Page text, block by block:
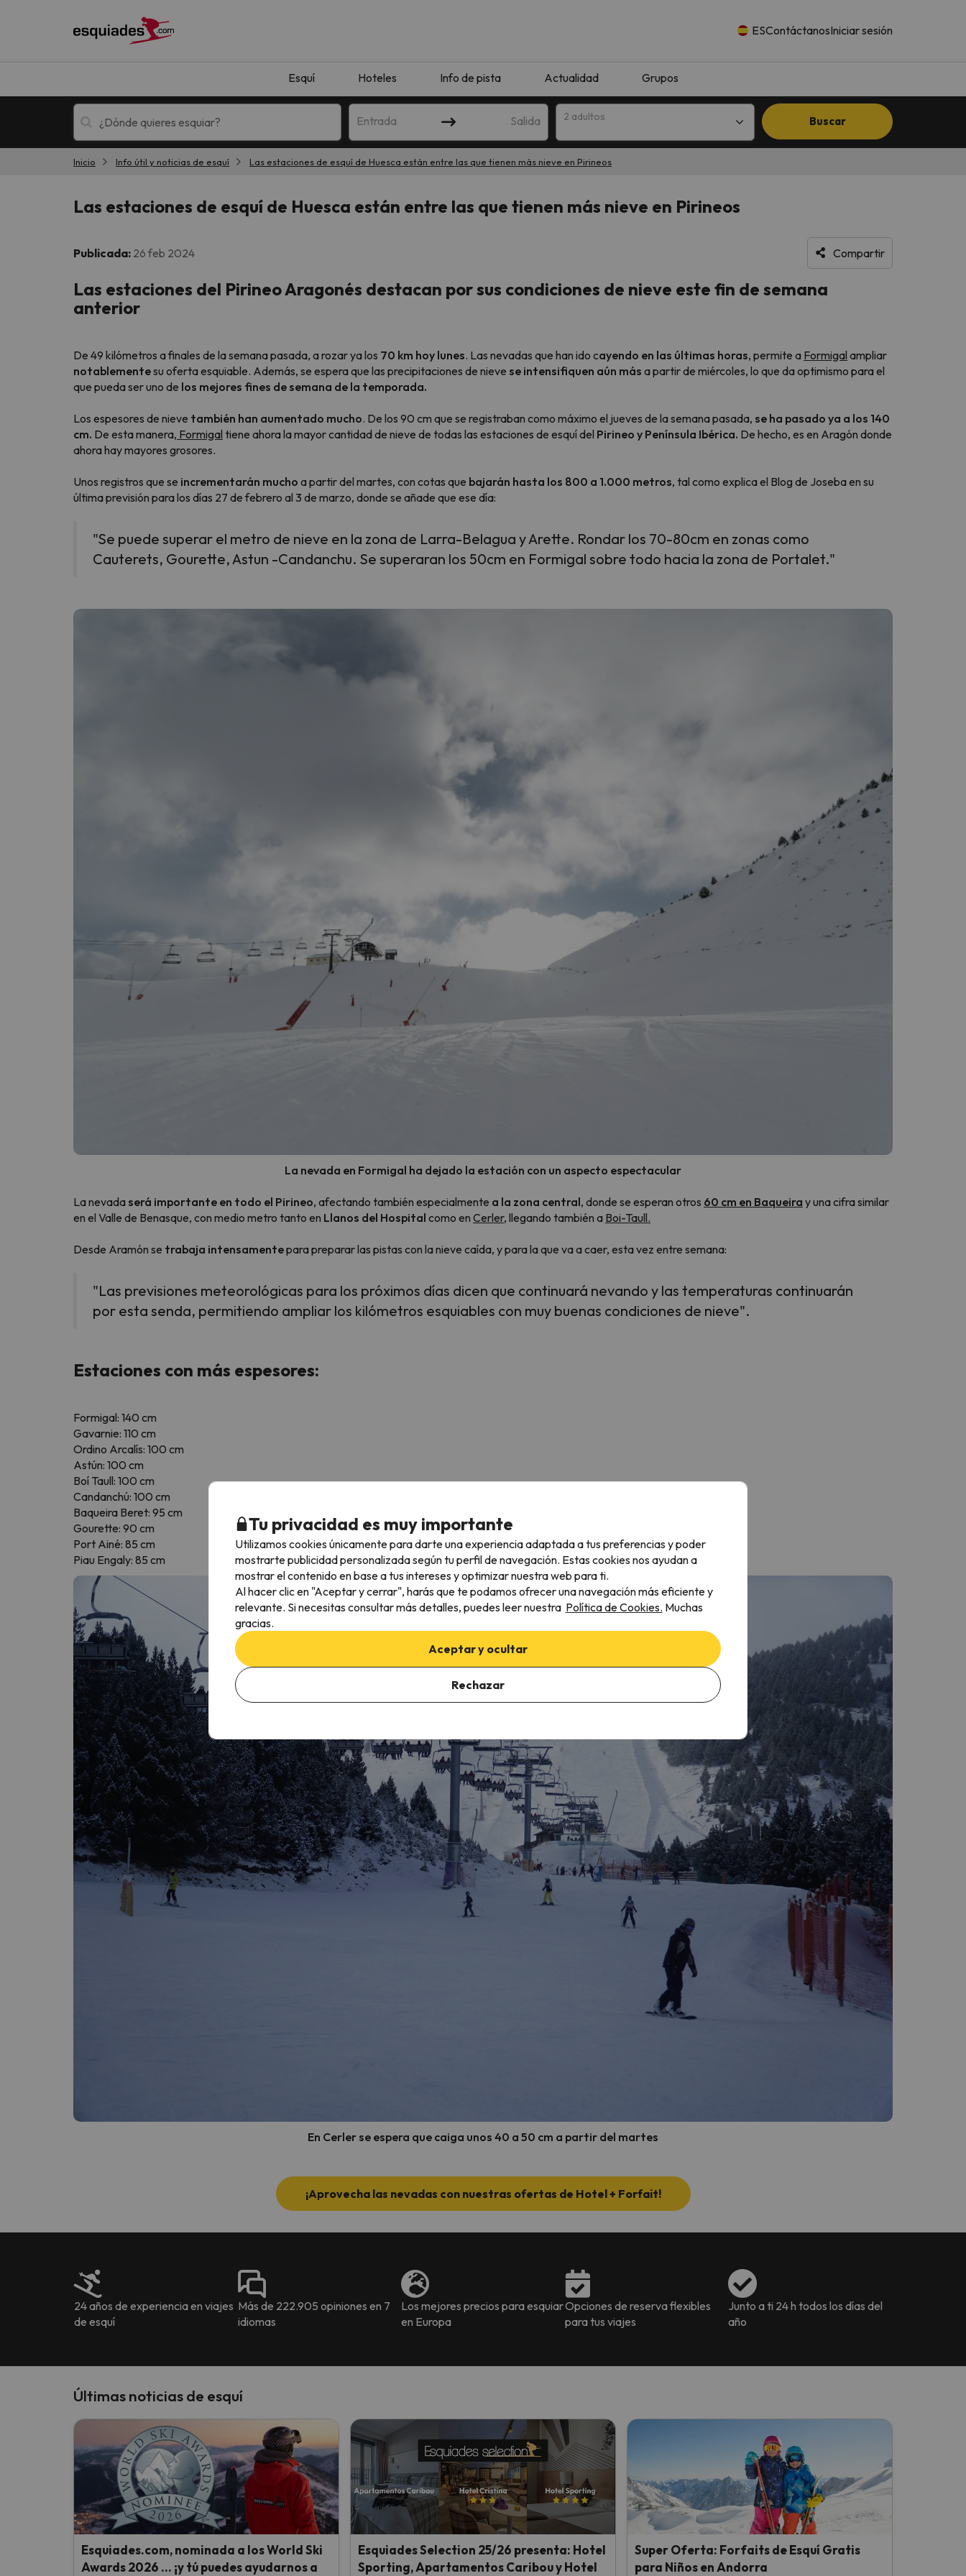
ESContáctanosIniciar sesión
Esquí Hoteles Info de pista Actualidad Grupos
Entrada Salida 2 adultos Buscar
¡Vaya! No hemos encontrado ningún resultado que coincida con tu búsqueda. Prueba a modificar el destino.
¡Vaya! Parece que nuestro buscador ha perdido el norte. En cuanto encuentre su brújula vuelve.
Inicio Info útil y noticias de esquí Las estaciones de esquí de Huesca están entre las que tienen más nieve en Pirineos
Las estaciones de esquí de Huesca están entre las que tienen más nieve en Pirineos
Publicada: 26 feb 2024 Compartir
Las estaciones del Pirineo Aragonés destacan por sus condiciones de nieve este fin de semana
anterior
De 49 kilómetros a finales de la semana pasada, a rozar ya los 70 km hoy lunes. Las nevadas que han ido cayendo en las últimas horas, permite a Formigal ampliar
notablementesu oferta esquiable. Además, se espera que las precipitaciones de nieve se intensifiquen aún más a partir de miércoles, lo que da optimismo para el
que pueda ser uno de los mejores fines de semana de la temporada.
Los espesores de nieve también han aumentado mucho. De los 90 cm que se registraban como máximo el jueves de la semana pasada, se ha pasado ya a los 140
cm. De esta manera, Formigal tiene ahora la mayor cantidad de nieve de todas las estaciones de esquí del Pirineo y Península Ibérica. De hecho, es en Aragón donde
ahora hay mayores grosores.
Unos registros que se incrementarán mucho a partir del martes, con cotas que bajarán hasta los 800 a 1.000 metros, tal como explica el Blog de Joseba en su
última previsión para los días 27 de febrero al 3 de marzo, donde se añade que ese día:
"Se puede superar el metro de nieve en la zona de Larra-Belagua y Arette. Rondar los 70-80cm en zonas como
Cauterets, Gourette, Astun -Candanchu. Se superaran los 50cm en Formigal sobre todo hacia la zona de Portalet."
La nevada en Formigal ha dejado la estación con un aspecto espectacular
La nevada será importante en todo el Pirineo, afectando también especialmente a la zona central, donde se esperan otros 60 cm en Baqueira y una cifra similar
en el Valle de Benasque, con medio metro tanto en Llanos del Hospital como en Cerler, llegando también a Boi-Taull.
Desde Aramón se trabaja intensamentepara preparar las pistas con la nieve caída, y para la que va a caer, esta vez entre semana:
"Las previsiones meteorológicas para los próximos días dicen que continuará nevando y las temperaturas continuarán
por esta senda, permitiendo ampliar los kilómetros esquiables con muy buenas condiciones de nieve".
Estaciones con más espesores:
Formigal: 140 cm
Gavarnie: 110 cm
Ordino Arcalís: 100 cm
Astún: 100 cm
Boí Taull: 100 cm
Candanchú: 100 cm
Baqueira Beret: 95 cm
Gourette: 90 cm
Port Ainé: 85 cm
Piau Engaly: 85 cm
En Cerler se espera que caiga unos 40 a 50 cm a partir del martes
¡Aprovecha las nevadas con nuestras ofertas de Hotel + Forfait!
24 años de experiencia en viajes
de esquí
Más de 222.905 opiniones en 7
idiomas
Los mejores precios para esquiar
en Europa
Opciones de reserva flexibles
para tus viajes
Junto a ti 24 h todos los días del
año
Últimas noticias de esquí
Esquiades.com, nominada a los World Ski
Awards 2026 … ¡y tú puedes ayudarnos a
Esquiades Selection 25/26 presenta: Hotel
Sporting, Apartamentos Caribou y Hotel
Super Oferta: Forfaits de Esquí Gratis
para Niños en Andorra
Tu privacidad es muy importante
Utilizamos cookies únicamente para darte una experiencia adaptada a tus preferencias y poder
mostrarte publicidad personalizada según tu perfil de navegación. Estas cookies nos ayudan a
mostrar el contenido en base a tus intereses y optimizar nuestra web para ti.
Al hacer clic en "Aceptar y cerrar", harás que te podamos ofrecer una navegación más eficiente y
relevante. Si necesitas consultar más detalles, puedes leer nuestra Política de Cookies. Muchas
gracias.
Aceptar y ocultar
Rechazar